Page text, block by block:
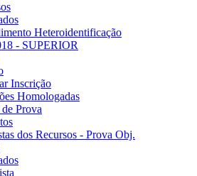
Heteroidentificação
- SUPERIOR
Inscrição
Homologadas
Prova
dos Recursos - Prova Obj.